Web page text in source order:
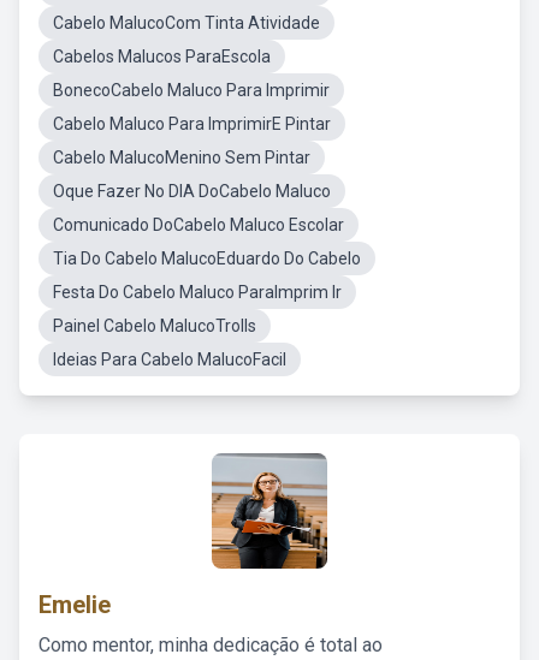
Cabelo MalucoCom Tinta Atividade
Cabelos Malucos ParaEscola
BonecoCabelo Maluco Para Imprimir
Cabelo Maluco Para ImprimirE Pintar
Cabelo MalucoMenino Sem Pintar
Oque Fazer No DIA DoCabelo Maluco
Comunicado DoCabelo Maluco Escolar
Tia Do Cabelo MalucoEduardo Do Cabelo
Festa Do Cabelo Maluco ParaImprim Ir
Painel Cabelo MalucoTrolls
Ideias Para Cabelo MalucoFacil
Emelie
Como mentor, minha dedicação é total ao